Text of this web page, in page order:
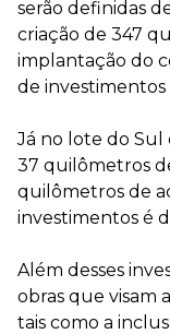
serão definidas
criação de 347
implantação do
de investimentos
Já no lote do Sul
37 quilômetros
quilômetros de
investimentos é
Além desses
obras que visam
tais como a